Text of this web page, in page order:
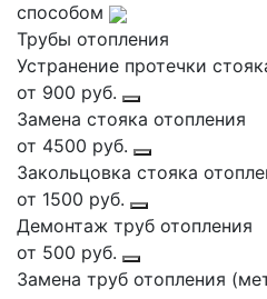
способом
Трубы отопления
Устранение протечки
от 900 руб.
Замена стояка отопления
от 4500 руб.
Закольцовка стояка
от 1500 руб.
Демонтаж труб отопления
от 500 руб.
Замена труб отопления